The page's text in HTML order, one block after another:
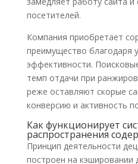
посетителей.
Компания приобретает
преимущество благодаря
эффективности.
темп отдачи при
реже оставляют скорые
конверсию и активность
Как функционирует
распространения
Принцип деятельности
построен на кэшировании